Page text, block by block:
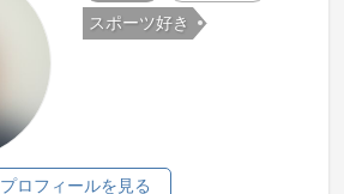
スポーツ好き
プロフィールを見る